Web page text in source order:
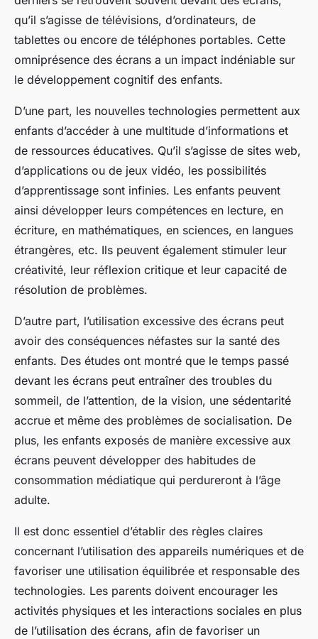
qu’il s’agisse de télévisions, d’ordinateurs, de
tablettes ou encore de téléphones portables. Cette
omniprésence des écrans a un impact indéniable sur
le développement cognitif des enfants.
D’une part, les nouvelles technologies permettent aux
enfants d’accéder à une multitude d’informations et
de ressources éducatives. Qu’il s’agisse de sites web,
d’applications ou de jeux vidéo, les possibilités
d’apprentissage sont infinies. Les enfants peuvent
ainsi développer leurs compétences en lecture, en
écriture, en mathématiques, en sciences, en langues
étrangères, etc. Ils peuvent également stimuler leur
créativité, leur réflexion critique et leur capacité de
résolution de problèmes.
D’autre part, l’utilisation excessive des écrans peut
avoir des conséquences néfastes sur la santé des
enfants. Des études ont montré que le temps passé
devant les écrans peut entraîner des troubles du
sommeil, de l’attention, de la vision, une sédentarité
accrue et même des problèmes de socialisation. De
plus, les enfants exposés de manière excessive aux
écrans peuvent développer des habitudes de
consommation médiatique qui perdureront à l’âge
adulte.
Il est donc essentiel d’établir des règles claires
concernant l’utilisation des appareils numériques et de
favoriser une utilisation équilibrée et responsable des
technologies. Les parents doivent encourager les
activités physiques et les interactions sociales en plus
de l’utilisation des écrans, afin de favoriser un